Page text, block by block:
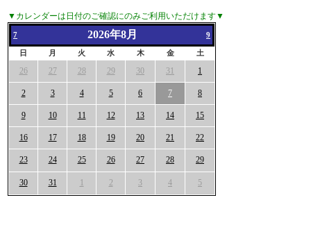
▼カレンダーは日付のご確認にのみご利用いただけます▼
7 2026年8月 9
日 月 火 水 木 金 土
26 27 28 29 30 31 1
2 3 4 5 6 7 8
9 10 11 12 13 14 15
16 17 18 19 20 21 22
23 24 25 26 27 28 29
30 31 1 2 3 4 5